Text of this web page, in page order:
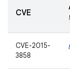
CVE
CVE-2015-
3858